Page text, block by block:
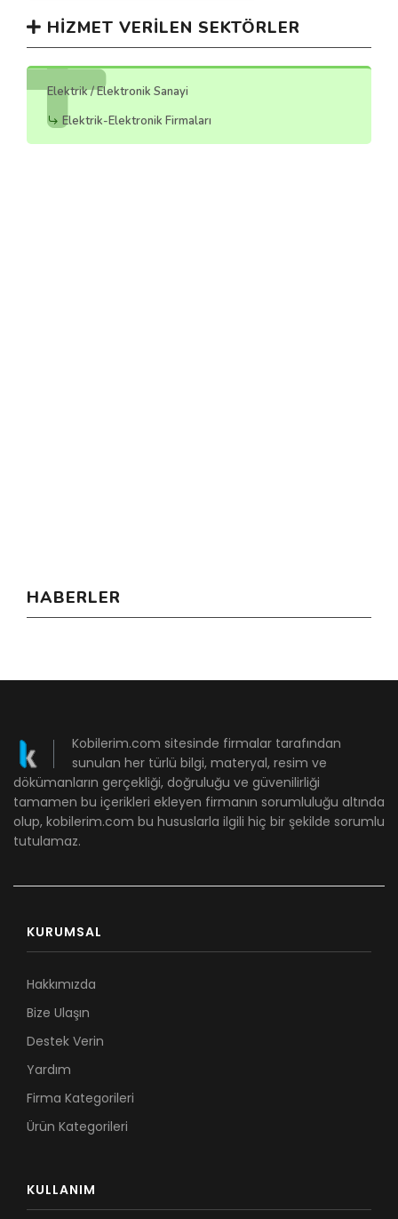
HIZMET VERILEN SEKTÖRLER
Elektrik / Elektronik Sanayi
Elektrik-Elektronik Firmaları
HABERLER
Kobilerim.com sitesinde firmalar tarafından
sunulan her türlü bilgi, materyal, resim ve
dökümanların gerçekliği, doğruluğu ve güvenilirliği
tamamen bu içerikleri ekleyen firmanın sorumluluğu altında
olup, kobilerim.com bu hususlarla ilgili hiç bir şekilde sorumlu
tutulamaz.
KURUMSAL
Hakkımızda
Bize Ulaşın
Destek Verin
Yardım
Firma Kategorileri
Ürün Kategorileri
KULLANIM